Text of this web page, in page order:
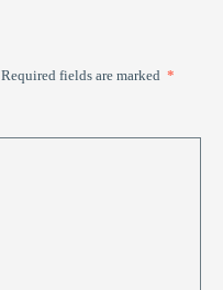
Required fields are marked *